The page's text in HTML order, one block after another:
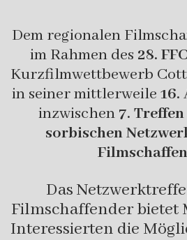
Dem regionalen
im Rahmen des 28. FFC
Kurzfilmwettbewerb
in seiner mittlerweile 16.
inzwischen 7. Treffen
sorbischen
Das
Filmschaffender bietet
Interessierten die